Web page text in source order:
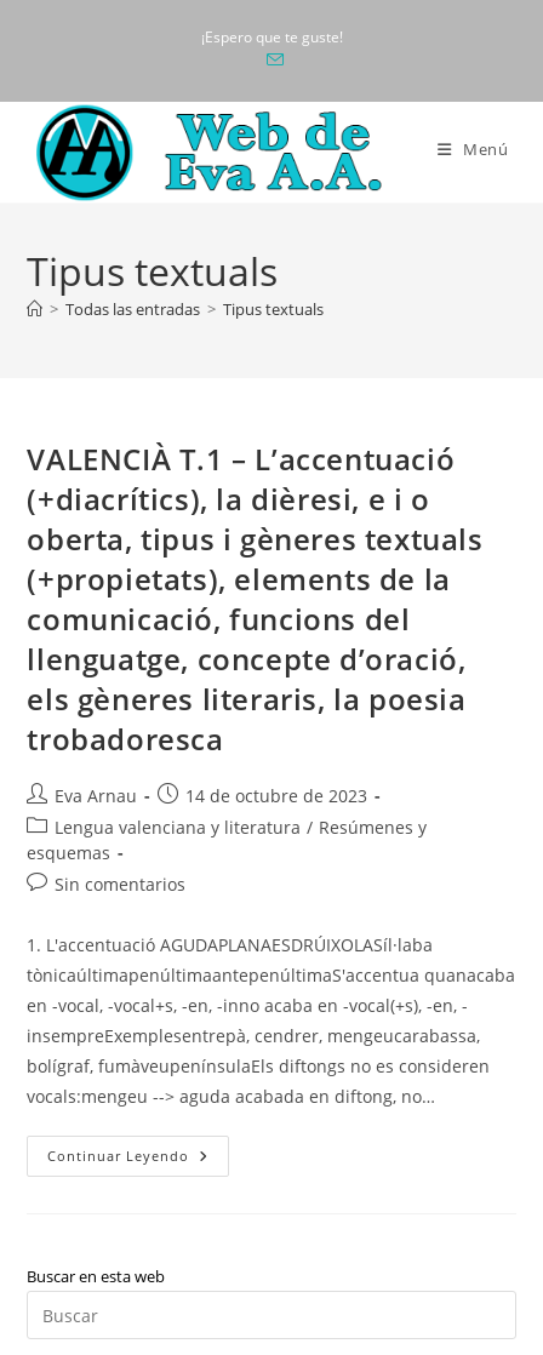
¡Espero que te guste!
Menú
Tipus textuals
> Todas las entradas > Tipus textuals
VALENCIÀ T.1 – L’accentuació
(+diacrítics), la dièresi, e i o
oberta, tipus i gèneres textuals
(+propietats), elements de la
comunicació, funcions del
llenguatge, concepte d’oració,
els gèneres literaris, la poesia
trobadoresca
Autor
de
la
entrada:
Eva Arnau
Publicación
de
14 de octubre de 2023
Categoría
de
la
Lengua valenciana y literatura / Resúmenes y
esquemas
Comentarios
la
entrada:
Sin comentarios
1. L'accentuació AGUDAPLANAESDRÚIXOLASíl·laba
tònicaúltimapenúltimaantepenúltimaS'accentua quanacaba
en -vocal, -vocal+s, -en, -inno acaba en -vocal(+s), -en, -
insempreExemplesentrepà, cendrer, mengeucarabassa,
bolígraf, fumàveupenínsulaEls diftongs no es consideren
vocals:mengeu --> aguda acabada en diftong, no…
Continuar Leyendo VALENCIÀ
T.1
I
Tipus
Buscar en esta web